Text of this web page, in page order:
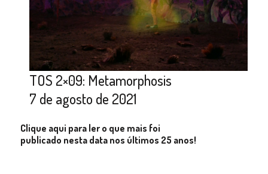
TOS 2×09: Metamorphosis
7 de agosto de 2021
Clique aqui para ler o que mais foi
publicado nesta data nos últimos 25 anos!